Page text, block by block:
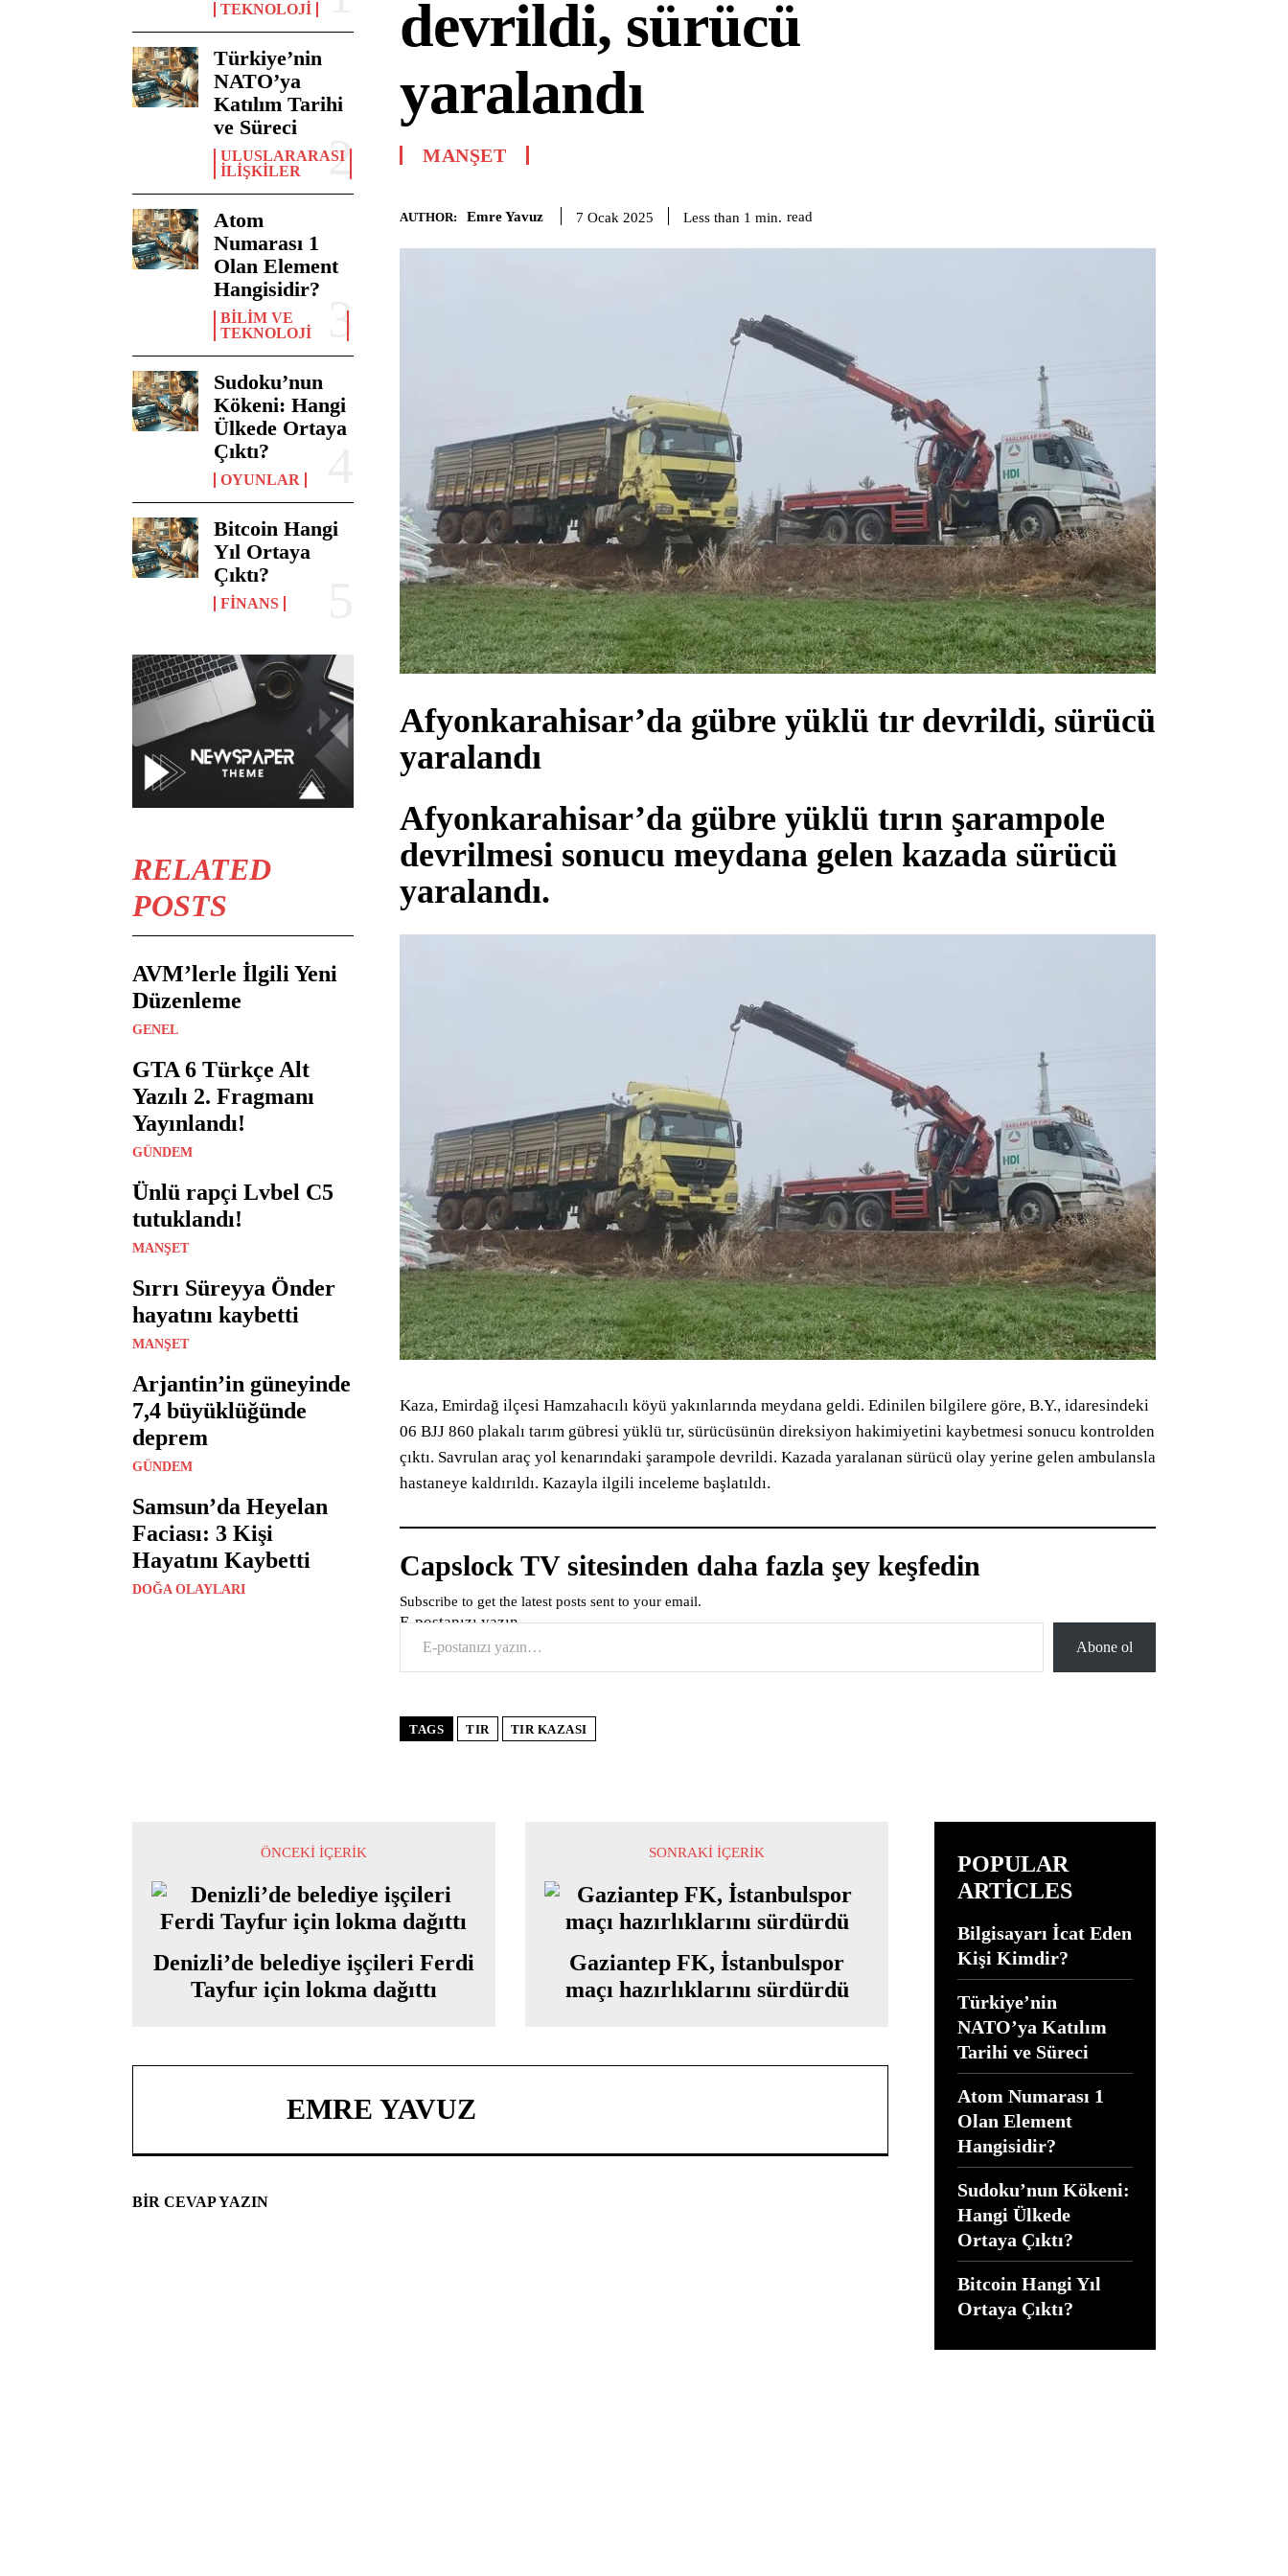
TEKNOLOJI
Türkiye’nin
NATO’ya
Katılım Tarihi
ve Süreci
ULUSLARARASI
İLIŞKILER
Atom
Numarası 1
Olan Element
Hangisidir?
BILIM VE
TEKNOLOJI
Sudoku’nun
Kökeni: Hangi
Ülkede Ortaya
Çıktı?
OYUNLAR
Bitcoin Hangi
Yıl Ortaya
Çıktı?
FINANS
RELATED
POSTS
AVM’lerle İlgili Yeni
Düzenleme
GENEL
GTA 6 Türkçe Alt
Yazılı 2. Fragmanı
Yayınlandı!
GÜNDEM
Ünlü rapçi Lvbel C5
tutuklandı!
MANŞET
Sırrı Süreyya Önder
hayatını kaybetti
MANŞET
Arjantin’in güneyinde
7,4 büyüklüğünde
deprem
GÜNDEM
Samsun’da Heyelan
Faciası: 3 Kişi
Hayatını Kaybetti
DOĞA OLAYLARI
devrildi, sürücü
yaralandı
MANŞET
AUTHOR: Emre Yavuz 7 Ocak 2025 Less than 1 min. read
Afyonkarahisar’da gübre yüklü tır devrildi, sürücü
yaralandı
Afyonkarahisar’da gübre yüklü tırın şarampole
devrilmesi sonucu meydana gelen kazada sürücü
yaralandı.
Kaza, Emirdağ ilçesi Hamzahacılı köyü yakınlarında meydana geldi. Edinilen bilgilere göre, B.Y., idaresindeki
06 BJJ 860 plakalı tarım gübresi yüklü tır, sürücüsünün direksiyon hakimiyetini kaybetmesi sonucu kontrolden
çıktı. Savrulan araç yol kenarındaki şarampole devrildi. Kazada yaralanan sürücü olay yerine gelen ambulansla
hastaneye kaldırıldı. Kazayla ilgili inceleme başlatıldı.
Capslock TV sitesinden daha fazla şey keşfedin
Subscribe to get the latest posts sent to your email.
E-postanızı yazın…
Abone ol
TAGS TIR TIR KAZASI
ÖNCEKI İÇERIK
Denizli’de belediye işçileri Ferdi
Tayfur için lokma dağıttı
SONRAKI İÇERIK
Gaziantep FK, İstanbulspor
maçı hazırlıklarını sürdürdü
EMRE YAVUZ
BIR CEVAP YAZIN
POPULAR
ARTICLES
Bilgisayarı İcat Eden
Kişi Kimdir?
Türkiye’nin
NATO’ya Katılım
Tarihi ve Süreci
Atom Numarası 1
Olan Element
Hangisidir?
Sudoku’nun Kökeni:
Hangi Ülkede
Ortaya Çıktı?
Bitcoin Hangi Yıl
Ortaya Çıktı?